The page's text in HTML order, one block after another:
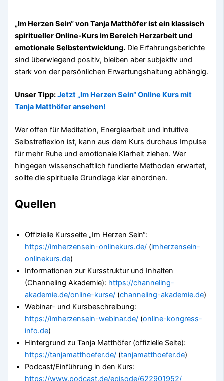
„Im Herzen Sein“ von Tanja Matthöfer ist ein klassisch
spiritueller Online-Kurs im Bereich Herzarbeit und
emotionale Selbstentwicklung. Die Erfahrungsberichte
sind überwiegend positiv, bleiben aber subjektiv und
stark von der persönlichen Erwartungshaltung abhängig.
Unser Tipp:Jetzt „Im Herzen Sein“ Online Kurs mit
Tanja Matthöfer ansehen!
Wer offen für Meditation, Energiearbeit und intuitive
Selbstreflexion ist, kann aus dem Kurs durchaus Impulse
für mehr Ruhe und emotionale Klarheit ziehen. Wer
hingegen wissenschaftlich fundierte Methoden erwartet,
sollte die spirituelle Grundlage klar einordnen.
Quellen
Offizielle Kursseite „Im Herzen Sein“:
https://imherzensein-onlinekurs.de/ (imherzensein-
onlinekurs.de)
Informationen zur Kursstruktur und Inhalten
(Channeling Akademie): https://channeling-
akademie.de/online-kurse/ (channeling-akademie.de)
Webinar- und Kursbeschreibung:
https://imherzensein-webinar.de/ (online-kongress-
info.de)
Hintergrund zu Tanja Matthöfer (offizielle Seite):
https://tanjamatthoefer.de/ (tanjamatthoefer.de)
Podcast/Einführung in den Kurs: